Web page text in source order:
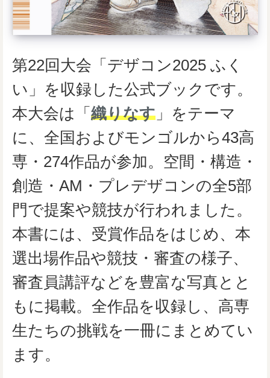
第22回大会「デザコン2025 ふく
い」を収録した公式ブックです。
本大会は「 織りなす 」をテーマ
に、全国およびモンゴルから43高
専・274作品が参加。空間・構造・
創造・AM・プレデザコンの全5部
門で提案や競技が行われました。
本書には、受賞作品をはじめ、本
選出場作品や競技・審査の様子、
審査員講評などを豊富な写真とと
もに掲載。全作品を収録し、高専
生たちの挑戦を一冊にまとめてい
ます。